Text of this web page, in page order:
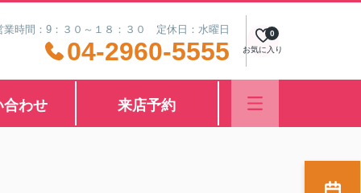
業時間：9：３０～１８：３０ 定休日：水曜日
04-2960-5555 お気に入り
0
合わせ 来店予約